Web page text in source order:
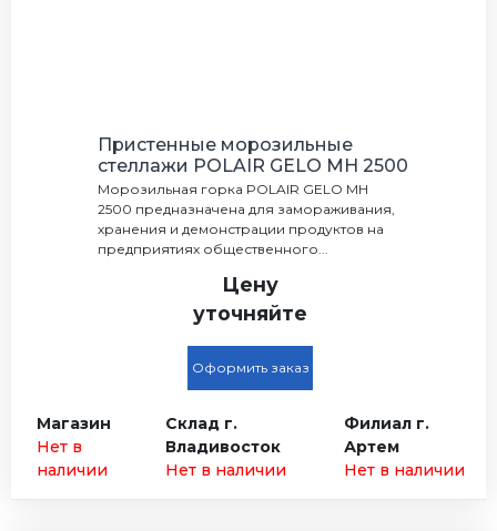
Пристенные морозильные
стеллажи POLAIR GELO MH 2500
Морозильная горка POLAIR GELO MH
2500 предназначена для замораживания,
хранения и демонстрации продуктов на
предприятиях общественного...
Цену
уточняйте
Оформить заказ
Магазин
Нет в
наличии
Склад г.
Владивосток
Нет в наличии
Филиал г.
Артем
Нет в наличии